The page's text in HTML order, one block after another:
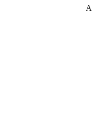
A